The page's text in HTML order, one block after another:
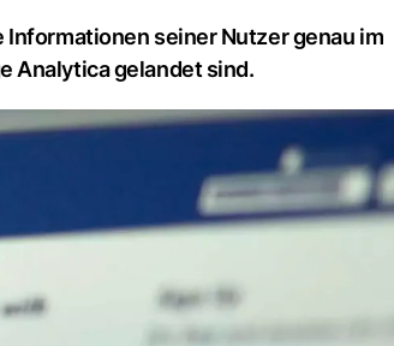
seiner Nutzer genau im
Analytica gelandet sind.